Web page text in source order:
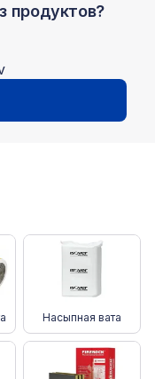
продуктов?
Насыпная вата